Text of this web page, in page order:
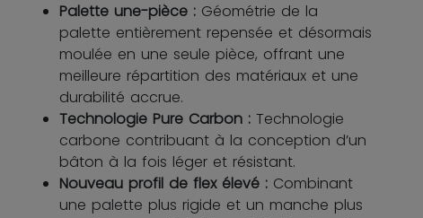
Palette une-pièce : Géométrie de la
palette entièrement repensée et désormais
moulée en une seule pièce, offrant une
meilleure répartition des matériaux et une
durabilité accrue.
Technologie Pure Carbon : Technologie
carbone contribuant à la conception d’un
bâton à la fois léger et résistant.
Nouveau profil de flex élevé : Combinant
une palette plus rigide et un manche plus